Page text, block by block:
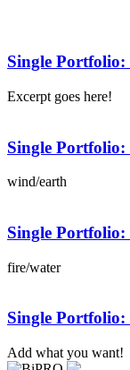
Single Portfolio:
Excerpt goes here!
Single
wind/earth
Single
fire/water
Single Portfolio:
Add what you want!